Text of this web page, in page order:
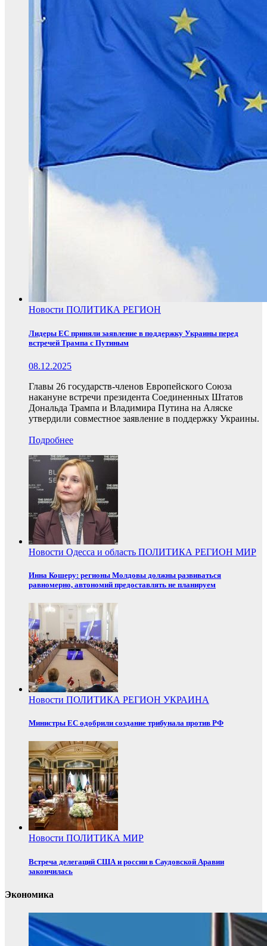
Новости ПОЛИТИКА РЕГИОН
Лидеры ЕС приняли заявление в поддержку Украины перед
встречей Трампа с Путиным
08.12.2025
Главы 26 государств-членов Европейского Союза
накануне встречи президента Соединенных Штатов
Дональда Трампа и Владимира Путина на Аляске
утвердили совместное заявление в поддержку Украины.
Подробнее
Новости Одесса и область ПОЛИТИКА РЕГИОН МИР
Инна Кошеру: регионы Молдовы должны развиваться
равномерно, автономий предоставлять не планируем
Новости ПОЛИТИКА РЕГИОН УКРАИНА
Министры ЕС одобрили создание трибунала против РФ
Новости ПОЛИТИКА МИР
Встреча делегаций США и россии в Саудовской Аравии
закончилась
Экономика